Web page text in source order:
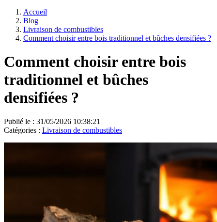
Accueil
Blog
Livraison de combustibles
Comment choisir entre bois traditionnel et bûches densifiées ?
Comment choisir entre bois
traditionnel et bûches
densifiées ?
Publié le : 31/05/2026 10:38:21
Catégories : Livraison de combustibles